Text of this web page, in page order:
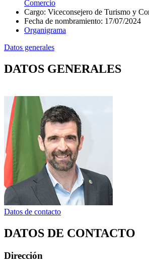
Comercio
Cargo: Viceconsejero de Turismo y
Fecha de nombramiento: 17/07/2024
Organigrama
Datos generales
DATOS GENERALES
Datos de contacto
DATOS DE CONTACTO
Dirección